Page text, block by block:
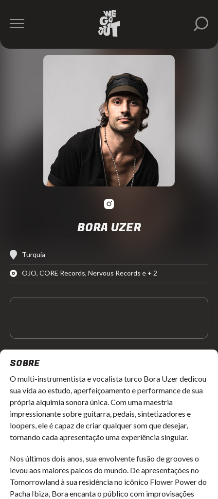
BORA UZER
Turquia
OJO, CORE Records, Nervous Records e + 2
SOBRE
O multi-instrumentista e vocalista turco Bora Uzer dedicou
sua vida ao estudo, aperfeiçoamento e performance de sua
própria alquimia sonora única. Com uma maestria
impressionante sobre guitarra, pedais, sintetizadores e
loopers, ele é capaz de criar qualquer som que desejar,
tornando cada apresentação uma experiência singular.
Nos últimos dois anos, sua envolvente fusão de grooves o
levou aos maiores palcos do mundo. De apresentações no
Tomorrowland à sua residência no icônico Flower Power do
Pacha Ibiza, Bora encanta o público com improvisações